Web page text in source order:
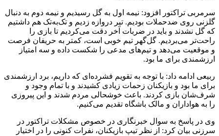
سرمربی تراکتور افزود: نیمه اول به گل رسیدیم و نیمه دوم به دنبال
گلزنی روی ضدحملات بودیم. تیر دروازه زدیم و تک‌به‌تک هم داشتیم
که گل نشدند و باید در ضربات آخر دقت می‌کردیم تا بازی را
راحت‌تر می‌بردیم. گل‌گهر تیم خوبی است، کمتر به حریفان فرصت
و موقعیت می‌دهد و تیم‌های مدعی را شکست داده و سه امتیاز
ارزشمندی برای ما بود.
ربیعی ادامه داد: با توجه به تقویم فشرده‌ای که داریم، برد ارزشمندی
برای ما بود و بازیکنان زحمات زیادی کشیدند و با تمام وجود و
شرف‌شان بازی کردند. باعث خوشحالی مردم شدند و این پیروزی
را به هواداران و مالک باشگاه تقدیم می‌کنیم.
وی در پاسخ به سوال خبرنگاری در خصوص مشکلات تراکتور در
سرزنی بیان کرد: از نظر تیپ بازیکنان، نفرات کنونی را در اختیار